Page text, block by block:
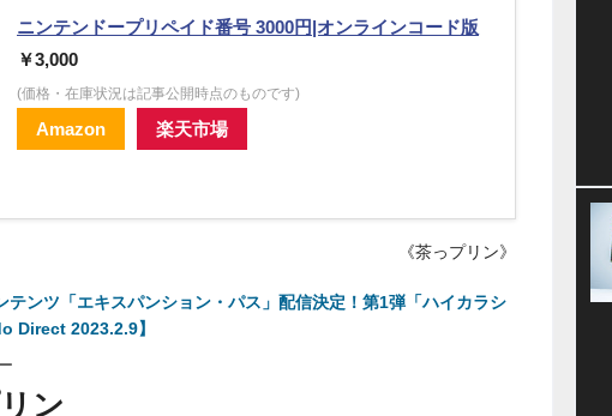
ニンテンドープリペイド番号 3000円|オンラインコード版
￥3,000
(価格・在庫状況は記事公開時点のものです)
Amazon 楽天市場
《茶っプリン》
テンツ「エキスパンション・パス」配信決定！第1弾「ハイカラシ
Direct 2023.2.9】
ン